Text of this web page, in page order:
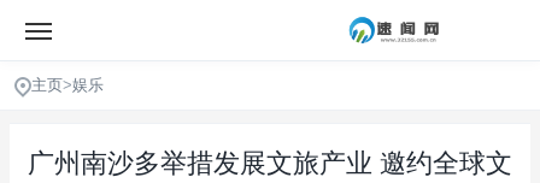
主页>娱乐
广州南沙多举措发展文旅产业 邀约全球文